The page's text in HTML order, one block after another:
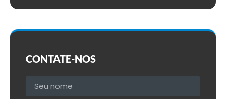
CONTATE-NOS